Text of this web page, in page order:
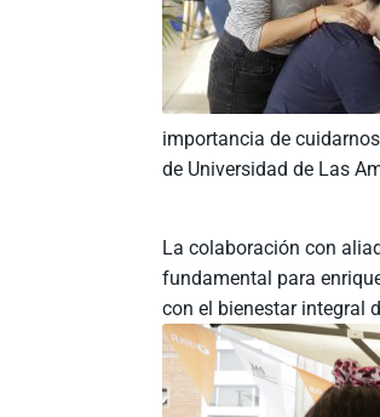
importancia de
de Universidad de Las
La colaboración con
fundamental para
con el bienestar integral